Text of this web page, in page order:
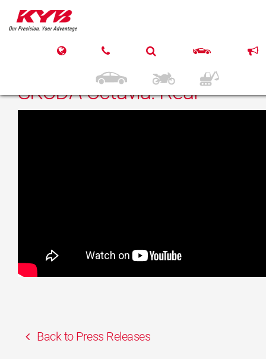
27 martie 2017
KYB VW Golf lV, AUDI A3,
SEAT Leon, Toledo II,
SKODA Octavia: Rear
Back to Press Releases